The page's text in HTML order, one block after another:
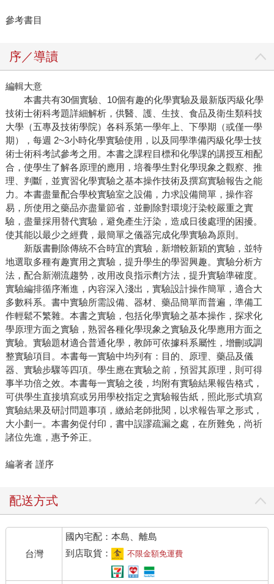
參考書目
序／導讀
編輯大意
本書共有30個實驗、10個有趣的化學實驗及最新版丙級化學
技術士術科考題詳細解析，供醫、護、生技、食品及衛生類科技
大學（五專及技術學院）各科系第一學年上、下學期（或僅一學
期），每週 2~3小時化學實驗使用，以及同學準備丙級化學士技
術士術科考試參考之用。本書之課程目標和化學課的講授互相配
合，使學生了解各原理的應用，培養學生對化學現象之觀察、推
理、判斷，並實習化學實驗之基本操作技術及撰寫實驗報告之能
力。本書盡量配合學校實驗室之設備，力求設備簡單，操作容
易，所使用之藥品亦盡量節省，並刪除對環境汙染較嚴重之實
驗，盡量採用替代實驗，避免產生汙染，造成日後處理的困擾。
使其能以最少之經費，最簡單之儀器完成化學實驗為原則。
新版書刪除傳統不合時宜的實驗，新增較新穎的實驗，並特
地選取多種有趣實用之實驗，提升學生的學習興趣。實驗分析方
法，配合新潮流趨勢，改用改良指示劑方法，提升實驗準確度。
實驗編排循序漸進，內容深入淺出，實驗設計操作簡單，適合大
多數科系。書中實驗所需設備、器材、藥品簡單而普遍，準備工
作輕鬆不繁雜。本書之實驗，包括化學實驗之基本操作，探求化
學原理方面之實驗，熟習各種化學現象之實驗及化學應用方面之
實驗。實驗題材適合普通化學，教師可依據科系屬性，增刪或調
整實驗項目。本書每一實驗中均列有：目的、原理、藥品及儀
器、實驗步驟等四項。學生應在實驗之前，預習其原理，則可得
事半功倍之效。本書每一實驗之後，均附有實驗結果報告格式，
可供學生直接填寫或另用學校指定之實驗報告紙，照此形式填寫
實驗結果及研討問題事項，繳給老師批閱，以求報告單之形式，
大小劃一。本書匆促付印，書中誤謬疏漏之處，在所難免，尚祈
諸位先進，惠予斧正。
編著者 謹序
配送方式
台灣
國內宅配：本島、離島
到店取貨：
不限金額免運費